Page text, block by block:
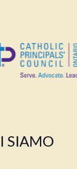
SIAMO